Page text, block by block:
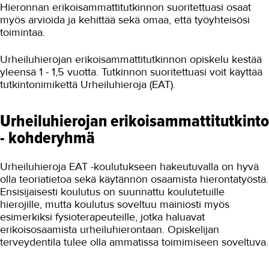
Hieronnan erikoisammattitutkinnon suoritettuasi osaat
myös arvioida ja kehittää sekä omaa, että työyhteisösi
toimintaa.
Urheiluhierojan erikoisammattitutkinnon opiskelu kestää
yleensä 1 - 1,5 vuotta. Tutkinnon suoritettuasi voit käyttää
tutkintonimikettä Urheiluhieroja (EAT).
Urheiluhierojan erikoisammattitutkinto
- kohderyhmä
Urheiluhieroja EAT -koulutukseen hakeutuvalla on hyvä
olla teoriatietoa sekä käytännön osaamista hierontatyöstä.
Ensisijaisesti koulutus on suunnattu koulutetuille
hierojille, mutta koulutus soveltuu mainiosti myös
esimerkiksi fysioterapeuteille, jotka haluavat
erikoisosaamista urheiluhierontaan. Opiskelijan
terveydentila tulee olla ammatissa toimimiseen soveltuva.